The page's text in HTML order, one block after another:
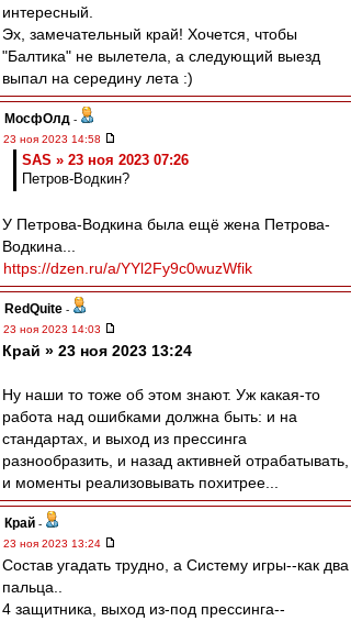
интересный.
Эх, замечательный край! Хочется, чтобы
"Балтика" не вылетела, а следующий выезд
выпал на середину лета :)
МосфОлд -
23 ноя 2023 14:58
SAS » 23 ноя 2023 07:26
Петров-Водкин?
У Петрова-Водкина была ещё жена Петрова-
Водкина...
https://dzen.ru/a/YYl2Fy9c0wuzWfik
RedQuite -
23 ноя 2023 14:03
Край » 23 ноя 2023 13:24
Ну наши то тоже об этом знают. Уж какая-то
работа над ошибками должна быть: и на
стандартах, и выход из прессинга
разнообразить, и назад активней отрабатывать,
и моменты реализовывать похитрее...
Край -
23 ноя 2023 13:24
Состав угадать трудно, а Систему игры--как два
пальца..
4 защитника, выход из-под прессинга--